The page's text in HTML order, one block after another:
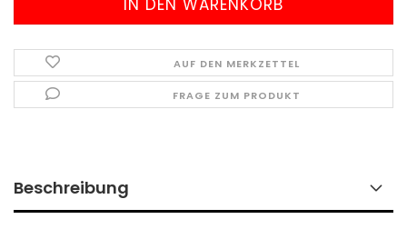
AUF DEN MERKZETTEL
FRAGE ZUM PRODUKT
Beschreibung